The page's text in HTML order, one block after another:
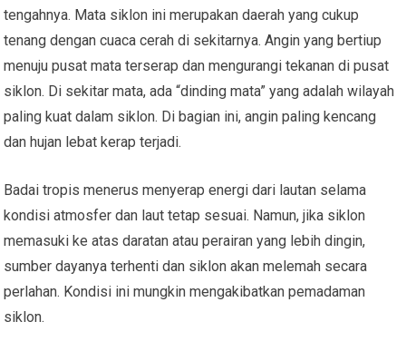
tengahnya. Mata siklon ini merupakan daerah yang cukup
tenang dengan cuaca cerah di sekitarnya. Angin yang bertiup
menuju pusat mata terserap dan mengurangi tekanan di pusat
siklon. Di sekitar mata, ada “dinding mata” yang adalah wilayah
paling kuat dalam siklon. Di bagian ini, angin paling kencang
dan hujan lebat kerap terjadi.
Badai tropis menerus menyerap energi dari lautan selama
kondisi atmosfer dan laut tetap sesuai. Namun, jika siklon
memasuki ke atas daratan atau perairan yang lebih dingin,
sumber dayanya terhenti dan siklon akan melemah secara
perlahan. Kondisi ini mungkin mengakibatkan pemadaman
siklon.